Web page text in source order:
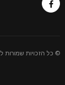
© כל הזכויות שמורות ל Buyeasy - קניה פשוטה מאליאקספרס